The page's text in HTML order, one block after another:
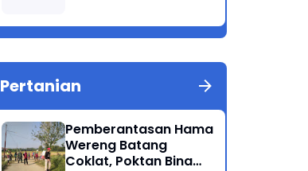
Berkualitas Ponorogo
Pertanian
Pemberantasan Hama
Wereng Batang
Coklat, Poktan Bina